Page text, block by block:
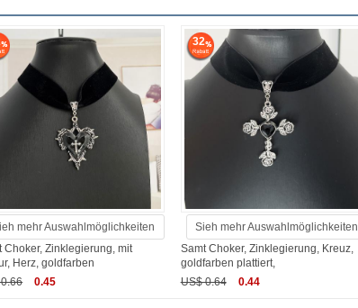
mehr Auswahlmöglichkeiten
Choker, Zinklegierung, mit
Herz, goldfarben
0.45
32
Sieh mehr Auswahlmöglichkeiten
Samt Choker, Zinklegierung, Kreuz,
goldfarben plattiert,
US$ 0.64
0.44